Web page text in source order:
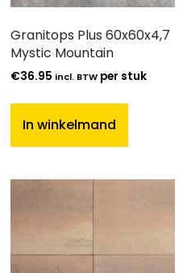
Granitops Plus 60x60x4,7
Mystic Mountain
€36.95 incl. BTW per stuk
In winkelmand